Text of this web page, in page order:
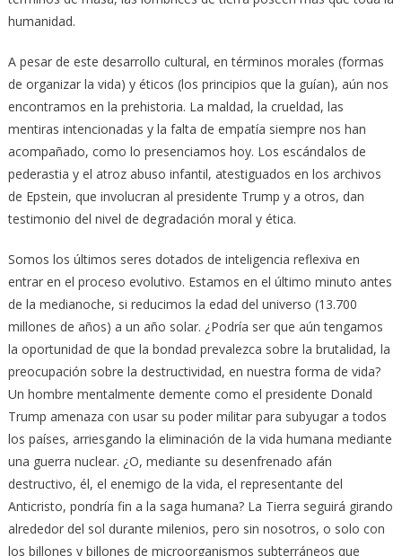
humanidad.
A pesar de este desarrollo cultural, en términos morales (formas
de organizar la vida) y éticos (los principios que la guían), aún nos
encontramos en la prehistoria. La maldad, la crueldad, las
mentiras intencionadas y la falta de empatía siempre nos han
acompañado, como lo presenciamos hoy. Los escándalos de
pederastia y el atroz abuso infantil, atestiguados en los archivos
de Epstein, que involucran al presidente Trump y a otros, dan
testimonio del nivel de degradación moral y ética.
Somos los últimos seres dotados de inteligencia reflexiva en
entrar en el proceso evolutivo. Estamos en el último minuto antes
de la medianoche, si reducimos la edad del universo (13.700
millones de años) a un año solar. ¿Podría ser que aún tengamos
la oportunidad de que la bondad prevalezca sobre la brutalidad, la
preocupación sobre la destructividad, en nuestra forma de vida?
Un hombre mentalmente demente como el presidente Donald
Trump amenaza con usar su poder militar para subyugar a todos
los países, arriesgando la eliminación de la vida humana mediante
una guerra nuclear. ¿O, mediante su desenfrenado afán
destructivo, él, el enemigo de la vida, el representante del
Anticristo, pondría fin a la saga humana? La Tierra seguirá girando
alrededor del sol durante milenios, pero sin nosotros, o solo con
los billones y billones de microorganismos subterráneos que